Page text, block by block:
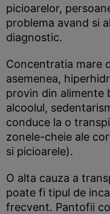
picioarelor,
problema avand si
diagnostic.
Concentratia mare
asemenea,
provin din alimente
alcoolul,
conduce la o
zonele-cheie ale
si picioarele).
O alta cauza a
poate fi tipul de
frecvent. Pantofii